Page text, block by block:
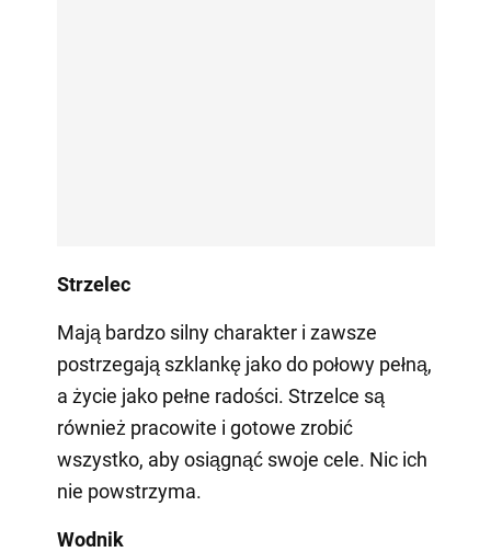
Strzelec
Mają bardzo silny charakter i zawsze
postrzegają szklankę jako do połowy pełną,
a życie jako pełne radości. Strzelce są
również pracowite i gotowe zrobić
wszystko, aby osiągnąć swoje cele. Nic ich
nie powstrzyma.
Wodnik